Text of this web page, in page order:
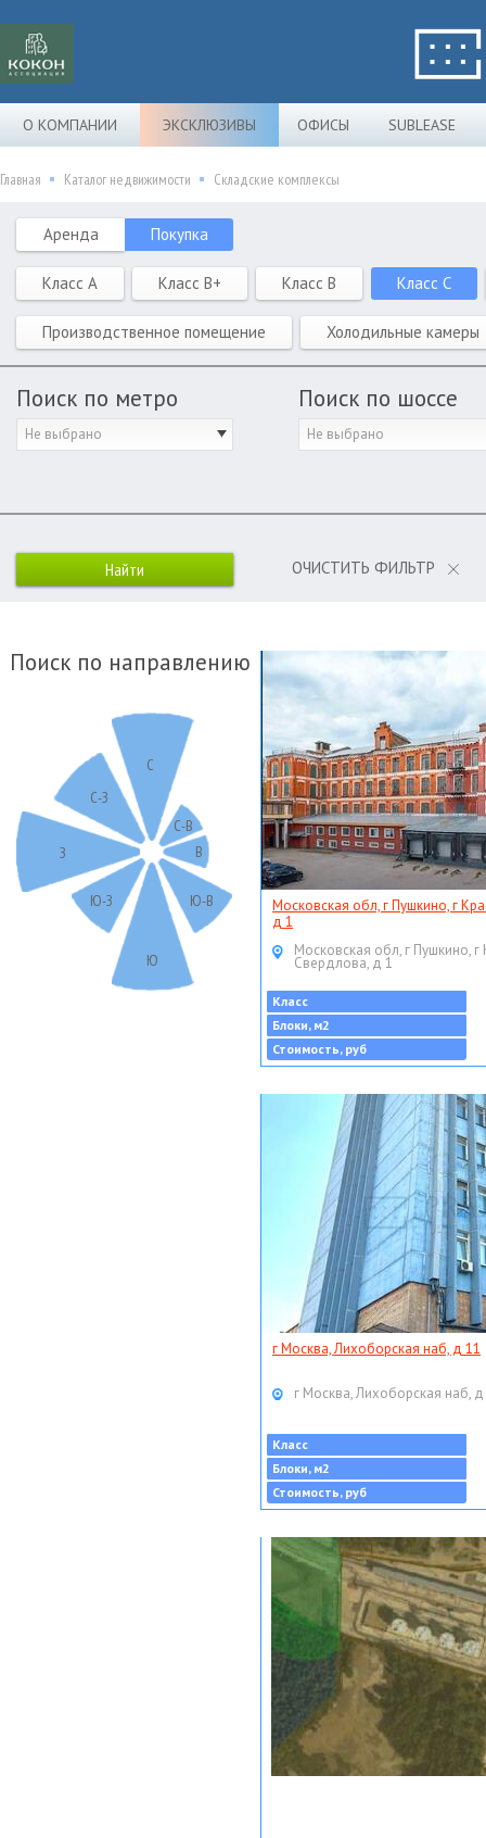
О КОМПАНИИ ЭКСКЛЮЗИВЫ ОФИСЫ SUBLEASE
Главная Каталог недвижимости Складские комплексы
Аренда Покупка
Класс A Класс B+ Класс B Класс C
Производственное помещение Холодильные камеры
Поиск по метро
Не выбрано
Поиск по шоссе
Не выбрано
ОЧИСТИТЬ ФИЛЬТР
Поиск по направлению
С
С-В
В
Ю-В
Ю
Ю-З
З
С-З
Московская обл, г Пушкино, г
д 1
Московская обл, г Пушкино, г
Свердлова, д 1
Класс
Блоки, м2
Стоимость, руб
г Москва, Лихоборская наб, д 11
г Москва, Лихоборская наб,
Класс
Блоки, м2
Стоимость, руб